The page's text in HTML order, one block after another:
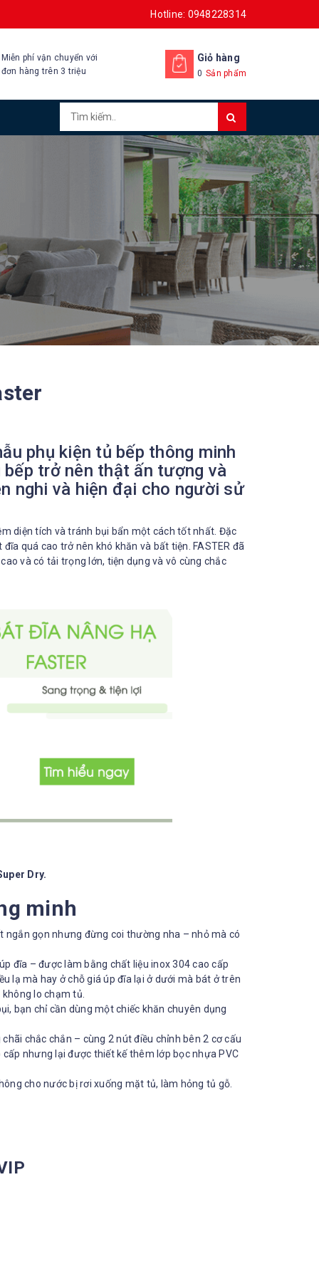
Hotline: 0948228314
Miễn phí vận chuyển với
đơn hàng trên 3 triệu
Giỏ hàng
0 Sản phẩm
phụ kiện tủ bếp thông minh
bếp trở nên thật ấn tượng và
nghi và hiện đại cho người sử
diện tích và tránh bụi bẩn một cách tốt nhất. Đặc
quá cao trở nên khó khăn và bất tiện. FASTER đã
và có tải trọng lớn, tiện dụng và vô cùng chắc
Dry.
minh
ngắn gọn nhưng đừng coi thường nha – nhỏ mà có
đĩa – được làm bằng chất liệu inox 304 cao cấp
lạ mà hay ở chỗ giá úp đĩa lại ở dưới mà bát ở trên
lo chạm tủ.
bạn chỉ cần dùng một chiếc khăn chuyên dụng
chắc chắn – cùng 2 nút điều chỉnh bên 2 cơ cấu
nhưng lại được thiết kế thêm lớp bọc nhựa PVC
cho nước bị rơi xuống mặt tủ, làm hỏng tủ gỗ.